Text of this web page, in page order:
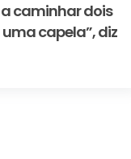
a caminhar dois
capela”, diz